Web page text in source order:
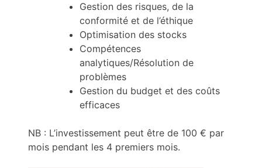
Gestion des risques, de la
conformité et de l’éthique
Optimisation des stocks
Compétences
analytiques/Résolution de
problèmes
Gestion du budget et des coûts
efficaces
NB : L’investissement peut être de 100 € par
mois pendant les 4 premiers mois.